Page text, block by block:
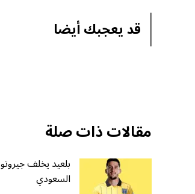
قد يعجبك أيضا
مقالات ذات صلة
بلعيد يخلف
السعودي